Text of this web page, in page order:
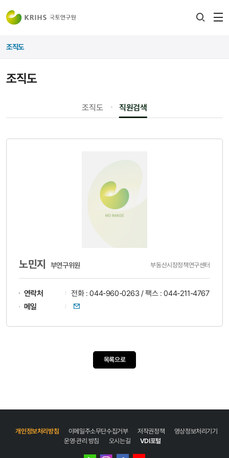
조직도
조직도
조직도 직원검색
노민지 부연구위원 부동산시장정책연구센터
연락처
전화 : 044-960-0263 / 팩스 : 044-211-4767
메일
이메일
목록으로
개인정보처리방침 이메일주소무단수집거부 저작권정책
영상정보처리기기
운영·관리 방침
오시는길 VDI포털